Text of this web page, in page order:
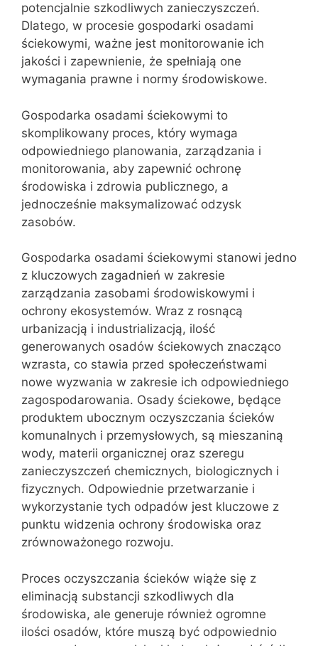
potencjalnie szkodliwych zanieczyszczeń.
Dlatego, w procesie gospodarki osadami
ściekowymi, ważne jest monitorowanie ich
jakości i zapewnienie, że spełniają one
wymagania prawne i normy środowiskowe.
Gospodarka osadami ściekowymi to
skomplikowany proces, który wymaga
odpowiedniego planowania, zarządzania i
monitorowania, aby zapewnić ochronę
środowiska i zdrowia publicznego, a
jednocześnie maksymalizować odzysk
zasobów.
Gospodarka osadami ściekowymi stanowi jedno
z kluczowych zagadnień w zakresie
zarządzania zasobami środowiskowymi i
ochrony ekosystemów. Wraz z rosnącą
urbanizacją i industrializacją, ilość
generowanych osadów ściekowych znacząco
wzrasta, co stawia przed społeczeństwami
nowe wyzwania w zakresie ich odpowiedniego
zagospodarowania. Osady ściekowe, będące
produktem ubocznym oczyszczania ścieków
komunalnych i przemysłowych, są mieszaniną
wody, materii organicznej oraz szeregu
zanieczyszczeń chemicznych, biologicznych i
fizycznych. Odpowiednie przetwarzanie i
wykorzystanie tych odpadów jest kluczowe z
punktu widzenia ochrony środowiska oraz
zrównoważonego rozwoju.
Proces oczyszczania ścieków wiąże się z
eliminacją substancji szkodliwych dla
środowiska, ale generuje również ogromne
ilości osadów, które muszą być odpowiednio